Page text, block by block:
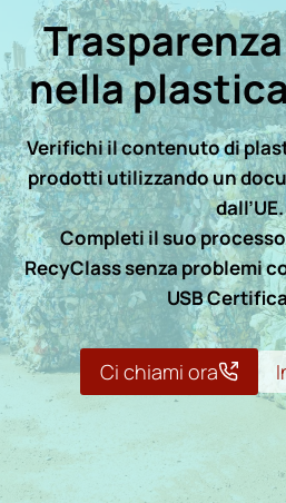
nella
Verifichi il contenuto di
prodotti utilizzando un
dall’UE.
Completi il suo
RecyClass senza problemi
USB
Ci chiami ora